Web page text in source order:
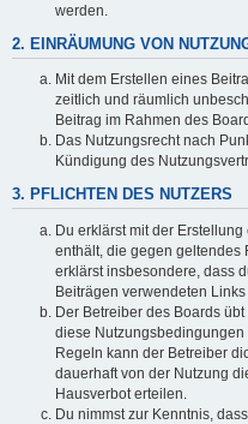
werden.
2. EINRÄUMUNG VON
Mit dem Erstellen eines
zeitlich und räumlich
Beitrag im Rahmen des
Das Nutzungsrecht nach
Kündigung des
3. PFLICHTEN DES NUTZERS
Du erklärst mit der
enthält, die gegen geltendes
erklärst insbesondere, dass
Beiträgen verwendeten
Der Betreiber des Boards
diese
Regeln kann der Betreiber
dauerhaft von der Nutzung
Hausverbot erteilen.
Du nimmst zur Kenntnis,